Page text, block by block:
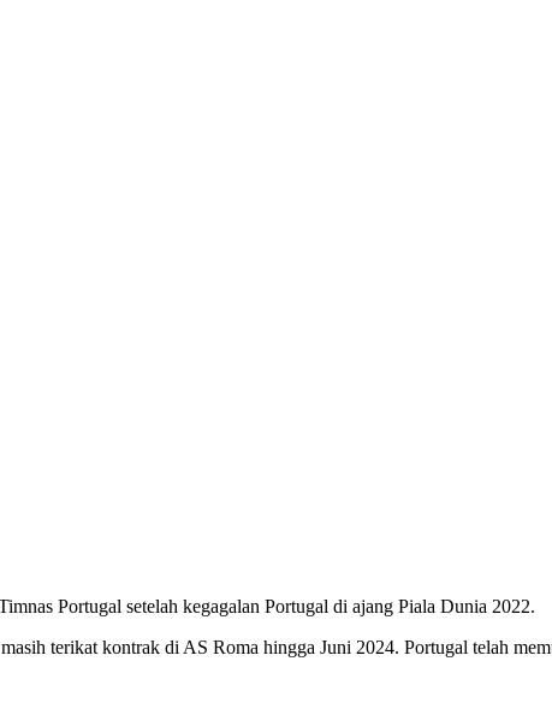
Portugal setelah kegagalan Portugal di ajang Piala Dunia 2022.
terikat kontrak di AS Roma hingga Juni 2024. Portugal telah